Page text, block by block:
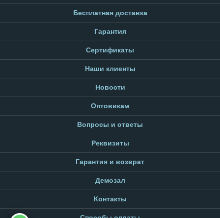
Бесплатная доставка
Гарантия
Сертификаты
Наши клиенты
Новости
Оптовикам
Вопросы и ответы
Реквизиты
Гарантия и возврат
Демозал
Контакты